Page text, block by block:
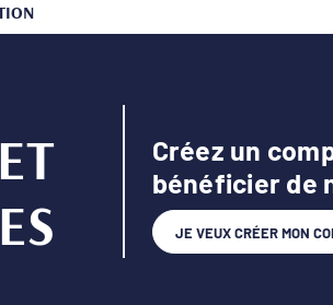
Créez un
bénéficier de
JE VEUX CRÉER MON